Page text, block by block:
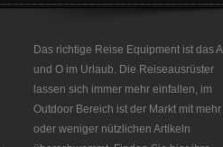
Das richtige Reise Equipment ist das A
und O im Urlaub. Die Reiseausrüster
lassen sich immer mehr einfallen, im
Outdoor Bereich ist der Markt mit mehr
oder weniger nützlichen Artikeln